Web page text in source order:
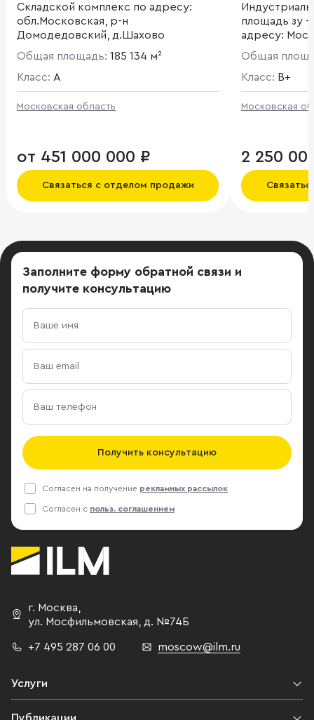
Складской комплекс по адресу:
обл.Московская, р-н
Домодедовский, д.Шахово
Общая площадь: 185 134 м²
Класс: A
Московская область
от 451 000 000 ₽
Связаться с отделом продажи
площадь зу –
адресу:
Общая
Класс: B+
Московская
2 250
Заполните форму обратной связи и
получите консультацию
Получить консультацию
Согласен на получение рекламных рассылок
Согласен с польз. соглашением
г. Москва,
ул. Мосфильмовская, д. №74Б
+7 495 287 06 00 moscow@ilm.ru
Услуги